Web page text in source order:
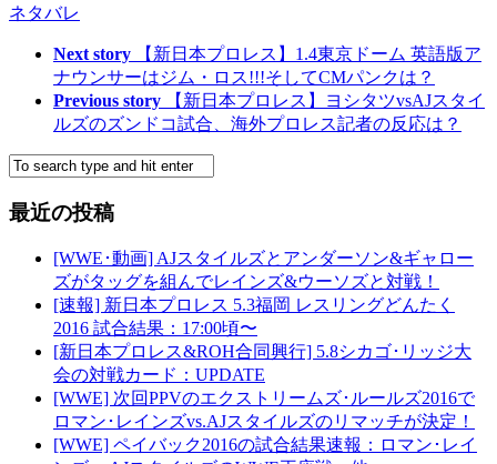
ネタバレ
Next story
【新日本プロレス】1.4東京ドーム 英語版ア
ナウンサーはジム・ロス!!!そしてCMパンクは？
Previous story
【新日本プロレス】ヨシタツvsAJスタイ
ルズのズンドコ試合、海外プロレス記者の反応は？
最近の投稿
[WWE･動画] AJスタイルズとアンダーソン&ギャロー
ズがタッグを組んでレインズ&ウーソズと対戦！
[速報] 新日本プロレス 5.3福岡 レスリングどんたく
2016 試合結果：17:00頃〜
[新日本プロレス&ROH合同興行] 5.8シカゴ･リッジ大
会の対戦カード：UPDATE
[WWE] 次回PPVのエクストリームズ･ルールズ2016で
ロマン･レインズvs.AJスタイルズのリマッチが決定！
[WWE] ペイバック2016の試合結果速報：ロマン･レイ